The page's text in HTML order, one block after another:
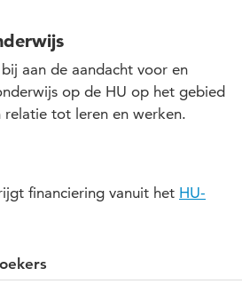
aan de aandacht voor en
op de HU op het gebied
relatie tot leren en werken.
financiering vanuit het HU-